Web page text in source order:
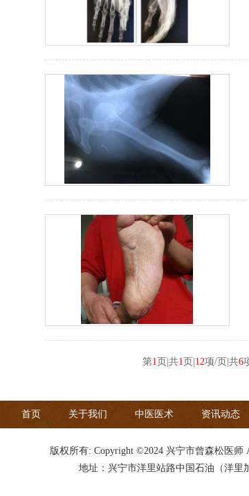
第1 页|共1 页| 12项/页|共6
首页 关于我们 中医医术 资讯动态
版权所有: Copyright ©2024 兴宁市曾森松医师
地址：兴宁市洋里站路中国石油（洋